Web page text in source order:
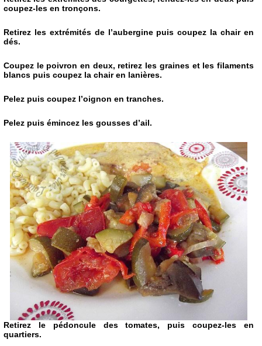
coupez-les en tronçons.
Retirez les extrémités de l’aubergine puis coupez la chair en
dés.
Coupez le poivron en deux, retirez les graines et les filaments
blancs puis coupez la chair en lanières.
Pelez puis coupez l’oignon en tranches.
Pelez puis émincez les gousses d’ail.
Retirez le pédoncule des tomates, puis coupez-les en
quartiers.